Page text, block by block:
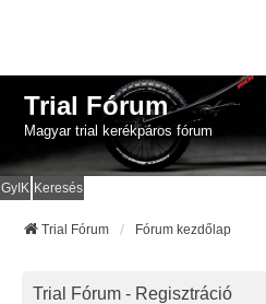
Trial Fórum
Magyar trial kerékpáros fórum
GyIK Keresés
Trial Fórum Fórum kezdőlap
Trial Fórum - Regisztráció